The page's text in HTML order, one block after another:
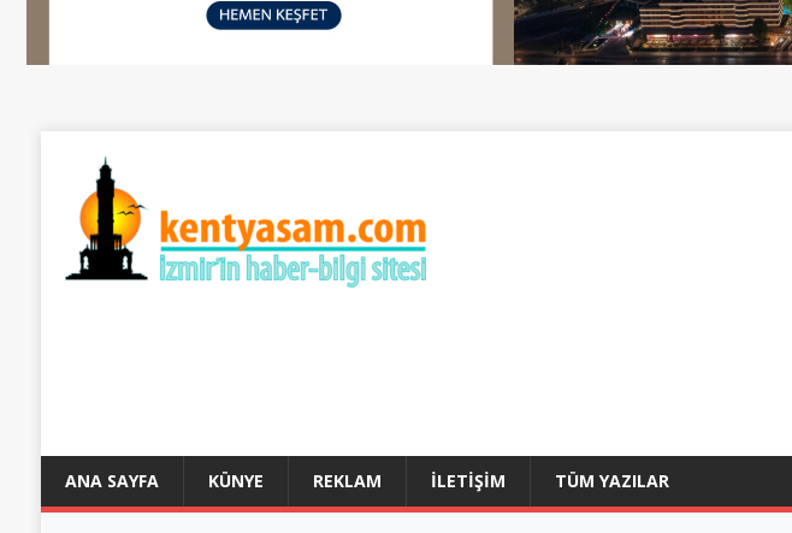
ANA SAYFA KÜNYE REKLAM İLETIŞIM TÜM YAZILAR